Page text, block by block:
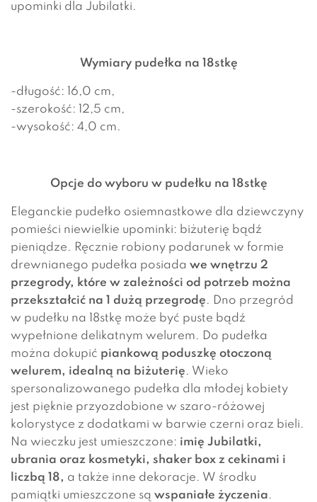
upominki dla Jubilatki.
Wymiary pudełka na 18stkę
-długość: 16,0 cm,
-szerokość: 12,5 cm,
-wysokość: 4,0 cm.
Opcje do wyboru w pudełku na 18stkę
Eleganckie pudełko osiemnastkowe dla dziewczyny
pomieści niewielkie upominki: biżuterię bądź
pieniądze. Ręcznie robiony podarunek w formie
drewnianego pudełka posiada we wnętrzu 2
przegrody, które w zależności od potrzeb można
przekształcić na 1 dużą przegrodę. Dno przegród
w pudełku na 18stkę może być puste bądź
wypełnione delikatnym welurem. Do pudełka
można dokupić piankową poduszkę otoczoną
welurem, idealną na biżuterię. Wieko
spersonalizowanego pudełka dla młodej kobiety
jest pięknie przyozdobione w szaro-różowej
kolorystyce z dodatkami w barwie czerni oraz bieli.
Na wieczku jest umieszczone: imię Jubilatki,
ubrania oraz kosmetyki, shaker box z cekinami i
liczbą 18, a także inne dekoracje. W środku
pamiątki umieszczone są wspaniałe życzenia.